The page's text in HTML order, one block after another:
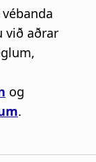
við aðrar
og
.